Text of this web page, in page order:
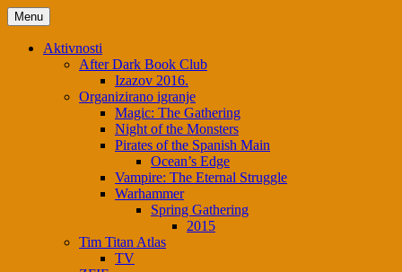
Skip
to
content
Menu
Aktivnosti
After Dark Book Club
Izazov 2016.
Organizirano igranje
Magic: The Gathering
Night of the Monsters
Pirates of the Spanish Main
Ocean’s Edge
Vampire: The Eternal Struggle
Warhammer
Spring Gathering
2015
Tim Titan Atlas
TV